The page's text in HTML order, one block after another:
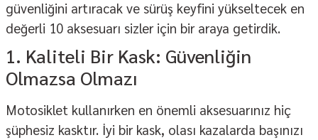
güvenliğini artıracak ve sürüş keyfini yükseltecek en
değerli 10 aksesuarı sizler için bir araya getirdik.
1. Kaliteli Bir Kask: Güvenliğin
Olmazsa Olmazı
Motosiklet kullanırken en önemli aksesuarınız hiç
şüphesiz kasktır. İyi bir kask, olası kazalarda başınızı